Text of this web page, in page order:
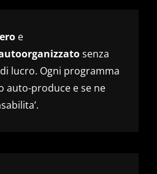
e
senza
lucro. Ogni programma
auto-produce e se ne